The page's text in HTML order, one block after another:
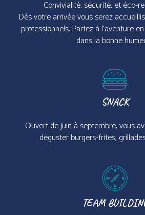
Convivialité, sécurité, et éco-
Dès votre arrivée vous serez
professionnels. Partez à l’aventure
dans la bonne
SNACK
Ouvert de juin à septembre, vous
déguster burgers-frites,
TEAM